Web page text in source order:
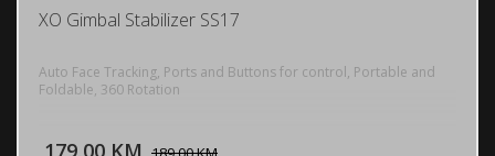
XO Gimbal Stabilizer SS17
Auto Face Tracking, Ports and Buttons for control, Portable and
Foldable, 360 Rotation